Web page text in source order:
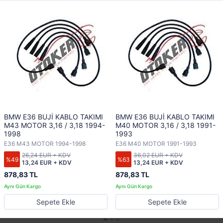
BMW E36 BUJİ KABLO TAKIMI
M43 MOTOR 3,16 / 3,18 1994-
1998
E36 M43 MOTOR 1994-1998
%49
878,83 TL
13,24 EUR + KDV
26,24 EUR + KDV
Sepete Ekle
BMW E36 BUJİ KABLO TAKIMI
M40 MOTOR 3,16 / 3,18 1991-
1993
E36 M40 MOTOR 1991-1993
%63
878,83 TL
13,24 EUR + KDV
36,02 EUR + KDV
Sepete Ekle